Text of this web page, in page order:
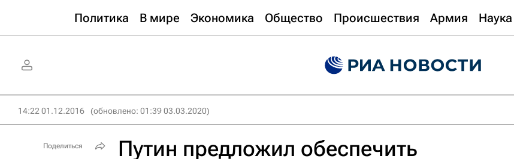
Политика В мире Экономика Общество Происшествия Армия Наука
14:22 01.12.2016 (обновлено: 01:39 03.03.2020)
Путин предложил обеспечить
Поделиться